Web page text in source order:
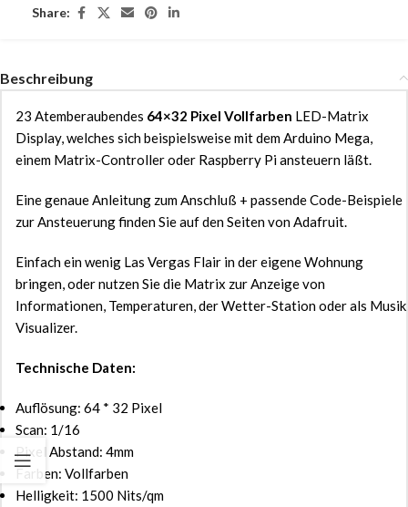
Share:
Beschreibung
23 Atemberaubendes 64×32 Pixel Vollfarben LED-Matrix
Display, welches sich beispielsweise mit dem Arduino Mega,
einem Matrix-Controller oder Raspberry Pi ansteuern läßt.
Eine genaue Anleitung zum Anschluß + passende Code-Beispiele
zur Ansteuerung finden Sie auf den Seiten von Adafruit.
Einfach ein wenig Las Vergas Flair in der eigene Wohnung
bringen, oder nutzen Sie die Matrix zur Anzeige von
Informationen, Temperaturen, der Wetter-Station oder als Musik
Visualizer.
Technische Daten:
Auflösung: 64 * 32 Pixel
Scan: 1/16
Pixel Abstand: 4mm
Farben: Vollfarben
Helligkeit: 1500 Nits/qm